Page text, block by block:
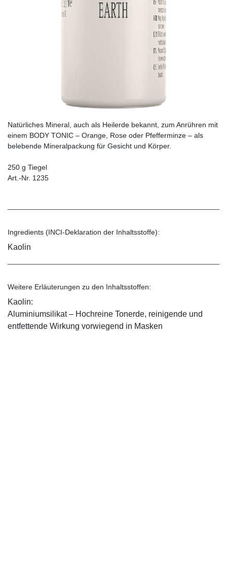
Natürliches Mineral, auch als Heilerde bekannt, zum Anrühren mit
einem BODY TONIC – Orange, Rose oder Pfefferminze – als
belebende Mineralpackung für Gesicht und Körper.
250 g Tiegel
Art.-Nr. 1235
Ingredients (INCI-Deklaration der Inhaltsstoffe):
Kaolin
Weitere Erläuterungen zu den Inhaltsstoffen:
Kaolin:
Aluminiumsilikat – Hochreine Tonerde, reinigende und
entfettende Wirkung vorwiegend in Masken